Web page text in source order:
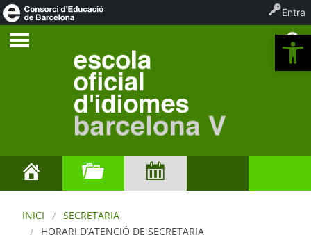
INICI
SECRETARIA
HORARI D’ATENCIÓ DE SECRETARIA
Entra